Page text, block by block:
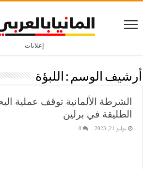
إعلانات
أرشيف الوسم : اللبؤة
الشرطة الألمانية توقف عملية
الطليقة في برلين
يوليو 21, 2023 0